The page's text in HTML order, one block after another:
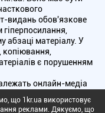
видань обов'язкове
абзаці матеріалу. У
є порушенням
онлайн-медіа
радіомовлення.
що 1kr.ua використовує
реклами. Дякуємо, що